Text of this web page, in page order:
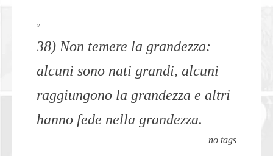
»
38) Non temere la grandezza:
alcuni sono nati grandi, alcuni
raggiungono la grandezza e altri
hanno fede nella grandezza.
no tags